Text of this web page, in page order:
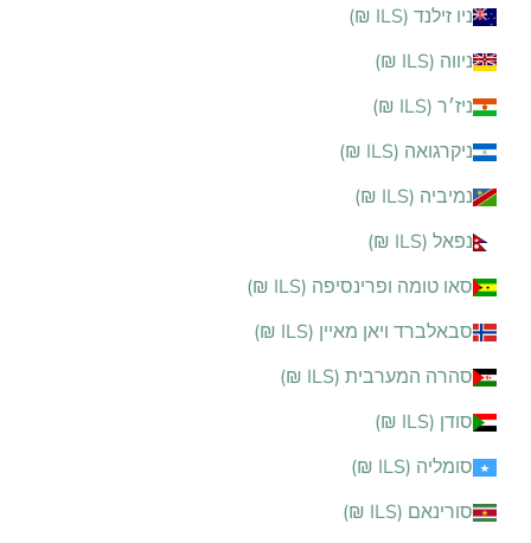
ניו זילנד (ILS ₪)
ניווה (ILS ₪)
ניז׳ר (ILS ₪)
ניקרגואה (ILS ₪)
נמיביה (ILS ₪)
נפאל (ILS ₪)
סאו טומה ופרינסיפה (ILS ₪)
סבאלברד ויאן מאיין (ILS ₪)
סהרה המערבית (ILS ₪)
סודן (ILS ₪)
סומליה (ILS ₪)
סורינאם (ILS ₪)